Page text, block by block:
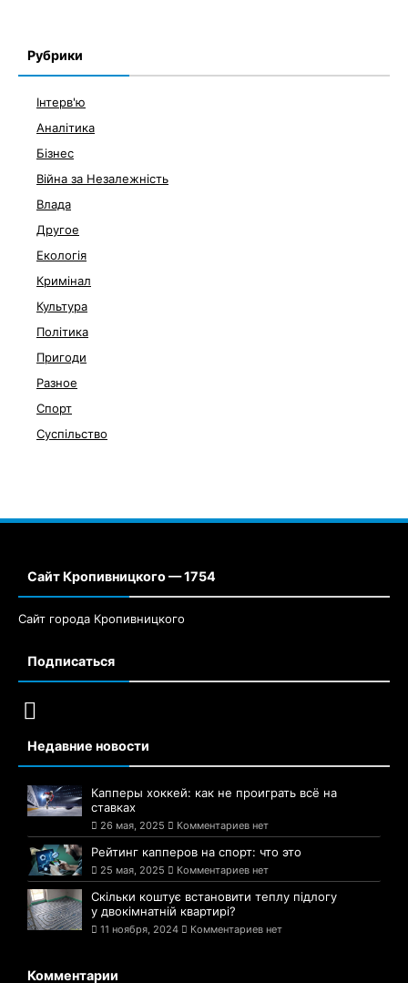
Рубрики
Інтерв'ю
Аналітика
Бізнес
Війна за Незалежність
Влада
Другое
Екологія
Кримінал
Культура
Політика
Пригоди
Разное
Спорт
Суспільство
Сайт Кропивницкого — 1754
Сайт города Кропивницкого
Подписаться
Недавние новости
Капперы хоккей: как не проиграть всё на
ставках
26 мая, 2025 Комментариев нет
Рейтинг капперов на спорт: что это
25 мая, 2025 Комментариев нет
Скільки коштує встановити теплу підлогу
у двокімнатній квартирі?
11 ноября, 2024 Комментариев нет
Комментарии